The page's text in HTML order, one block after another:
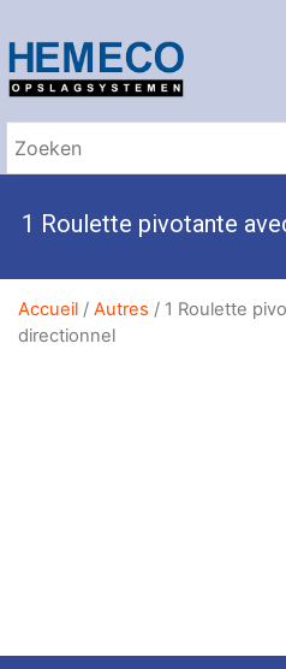
1 Roulette pivotante
Accueil / Autres / 1 Roulette
directionnel